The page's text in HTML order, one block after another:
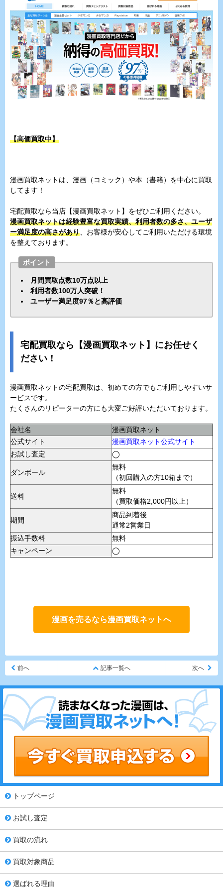
【高価買取中】
漫画買取ネットは、漫画（コミック）や本（書籍）を中心に買取
してます！
宅配買取なら当店【漫画買取ネット】をぜひご利用ください。
漫画買取ネットは経験豊富な買取実績、利用者数の多さ、ユーザ
ー満足度の高さがあり、お客様が安心してご利用いただける環境
を整えております。
ポイント
月間買取点数10万点以上
利用者数100万人突破！
ユーザー満足度97％と高評価
宅配買取なら【漫画買取ネット】にお任せく
ださい！
漫画買取ネットの宅配買取は、初めての方でもご利用しやすいサ
ービスです。
たくさんのリピーターの方にも大変ご好評いただいております。
会社名
漫画買取ネット
公式サイト
漫画買取ネット公式サイト
お試し査定
◯
ダンボール
無料
（初回購入の方10箱まで）
送料
無料
（買取価格2,000円以上）
期間
商品到着後
通常2営業日
振込手数料
無料
キャンペーン
◯
漫画を売るなら漫画買取ネットへ
前へ 記事一覧へ 次へ
トップページ
お試し査定
買取の流れ
買取対象商品
選ばれる理由